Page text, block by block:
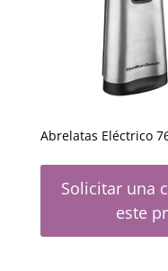
Abrelatas Eléctrico
Solicitar una
este